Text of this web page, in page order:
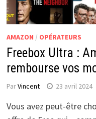
AMAZON / OPÉRATEURS
Freebox Ultra :
rembourse vos
ParVincent 23 avril 2024
Vous avez peut-être